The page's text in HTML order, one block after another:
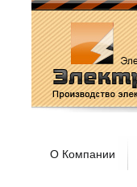
О Компании